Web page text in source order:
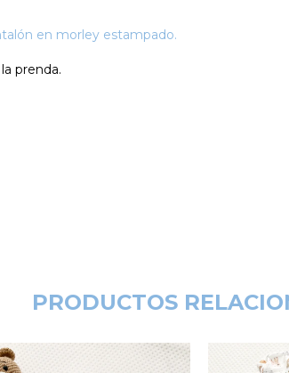
en morley estampado.
prenda.
PRODUCTOS